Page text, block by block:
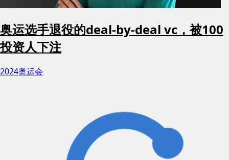
奥运选手退役的deal-by-deal vc，被100
投资人下注
2024奥运会